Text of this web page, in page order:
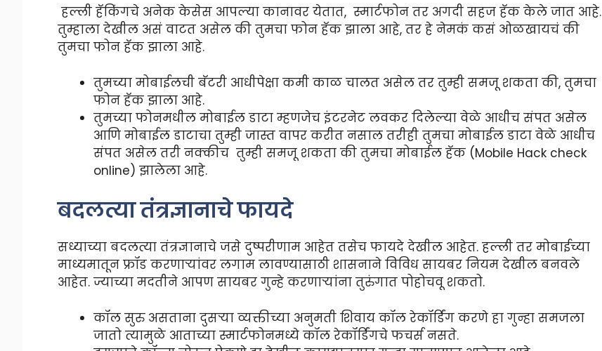
हल्ली हॅकिंगचे अनेक केसेस आपल्या कानावर येतात, स्मार्टफोन तर अगदी सहज हॅक केले जात आहे.
तुम्हाला देखील असं वाटत असेल की तुमचा फोन हॅक झाला आहे, तर हे नेमकं कसं ओळखायचं की
तुमचा फोन हॅक झाला आहे.
तुमच्या मोबाईलची बॅटरी आधीपेक्षा कमी काळ चालत असेल तर तुम्ही समजू शकता की, तुमचा
फोन हॅक झाला आहे.
तुमच्या फोनमधील मोबाईल डाटा म्हणजेच इंटरनेट लवकर दिलेल्या वेळे आधीच संपत असेल
आणि मोबाईल डाटाचा तुम्ही जास्त वापर करीत नसाल तरीही तुमचा मोबाईल डाटा वेळे आधीच
संपत असेल तरी नक्कीच तुम्ही समजू शकता की तुमचा मोबाईल हॅक (Mobile Hack check
online) झालेला आहे.
बदलत्या तंत्रज्ञानाचे फायदे
सध्याच्या बदलत्या तंत्रज्ञानाचे जसे दुष्परीणाम आहेत तसेच फायदे देखील आहेत. हल्ली तर मोबाईच्या
माध्यमातून फ्रॉड करणाऱ्यांवर लगाम लावण्यासाठी शासनाने विविध सायबर नियम देखील बनवले
आहेत. ज्याच्या मदतीने आपण सायबर गुन्हे करणाऱ्यांना तुरुंगात पोहोचवू शकतो.
कॉल सुरु असताना दुसऱ्या व्यक्तीच्या अनुमती शिवाय कॉल रेकॉर्डिंग करणे हा गुन्हा समजला
जातो त्यामुळे आताच्या स्मार्टफोनमध्ये कॉल रेकॉर्डिंगचे फचर्स नसते.